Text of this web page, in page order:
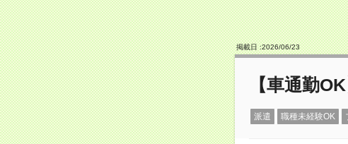
掲載日 :2026/06/23
【車通勤
派遣 職種未経験OK